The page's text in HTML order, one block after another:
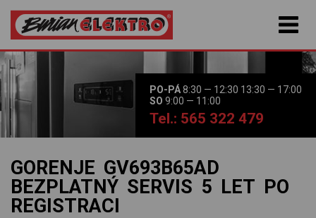
PO-PÁ8:30 — 12:30 13:30 — 17:00
SO 9:00 — 11:00
Tel.: 565 322 479
GORENJE GV693B65AD
BEZPLATNÝ SERVIS 5 LET PO
REGISTRACI